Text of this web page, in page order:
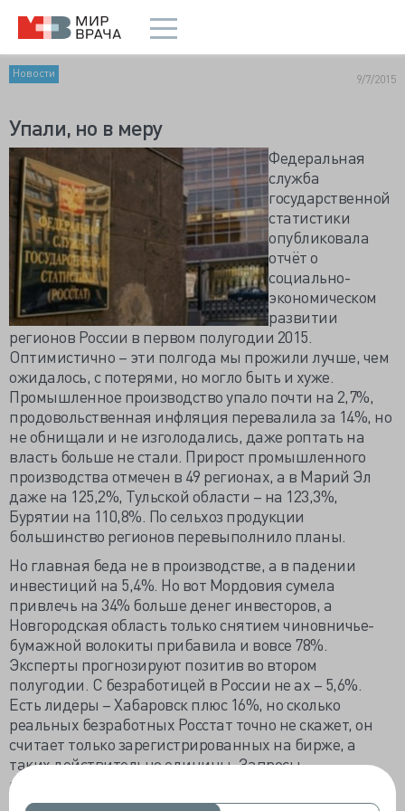
Новости 9/7/2015
Упали, но в меру
Федеральная
служба
государственной
статистики
опубликовала
отчёт о
социально-
экономическом
развитии
регионов России в первом полугодии 2015.
Оптимистично – эти полгода мы прожили лучше, чем
ожидалось, с потерями, но могло быть и хуже.
Промышленное производство упало почти на 2,7%,
продовольственная инфляция перевалила за 14%, но
не обнищали и не изголодались, даже роптать на
власть больше не стали. Прирост промышленного
производства отмечен в 49 регионах, а в Марий Эл
даже на 125,2%, Тульской области – на 123,3%,
Бурятии на 110,8%. По сельхоз продукции
большинство регионов перевыполнило планы.
Но главная беда не в производстве, а в падении
инвестиций на 5,4%. Но вот Мордовия сумела
привлечь на 34% больше денег инвесторов, а
Новгородская область только снятием чиновничье-
бумажной волокиты прибавила и вовсе 78%.
Эксперты прогнозируют позитив во втором
полугодии. С безработицей в России не ах – 5,6%.
Есть лидеры – Хабаровск плюс 16%, но сколько
реальных безработных Росстат точно не скажет, он
считает только зарегистрированных на бирже, а
таких действительно единицы. Запросы
работодателей в Забайкалье выросли на 82% и на
Сахалине - на 38%.Чемпион России по числу